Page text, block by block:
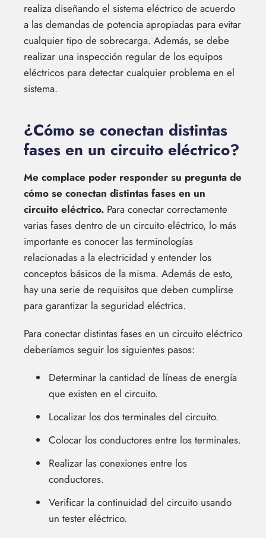
realiza diseñando el sistema eléctrico de acuerdo
a las demandas de potencia apropiadas para evitar
cualquier tipo de sobrecarga. Además, se debe
realizar una inspección regular de los equipos
eléctricos para detectar cualquier problema en el
sistema.
¿Cómo se conectan distintas
fases en un circuito eléctrico?
Me complace poder responder su pregunta de
cómo se conectan distintas fases en un
circuito eléctrico. Para conectar correctamente
varias fases dentro de un circuito eléctrico, lo más
importante es conocer las terminologías
relacionadas a la electricidad y entender los
conceptos básicos de la misma. Además de esto,
hay una serie de requisitos que deben cumplirse
para garantizar la seguridad eléctrica.
Para conectar distintas fases en un circuito eléctrico
deberíamos seguir los siguientes pasos:
Determinar la cantidad de líneas de energía
que existen en el circuito.
Localizar los dos terminales del circuito.
Colocar los conductores entre los terminales.
Realizar las conexiones entre los
conductores.
Verificar la continuidad del circuito usando
un tester eléctrico.